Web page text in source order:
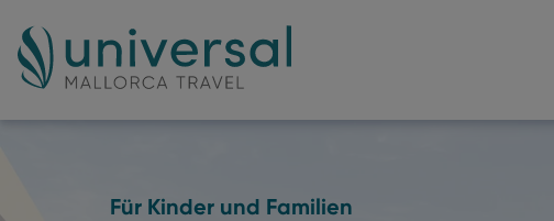
Drei Seiten Meerblick